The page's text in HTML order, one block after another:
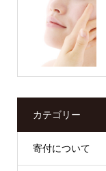
カテゴリー
寄付について